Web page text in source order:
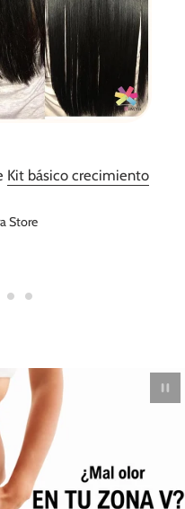
Kit básico crecimiento
Store